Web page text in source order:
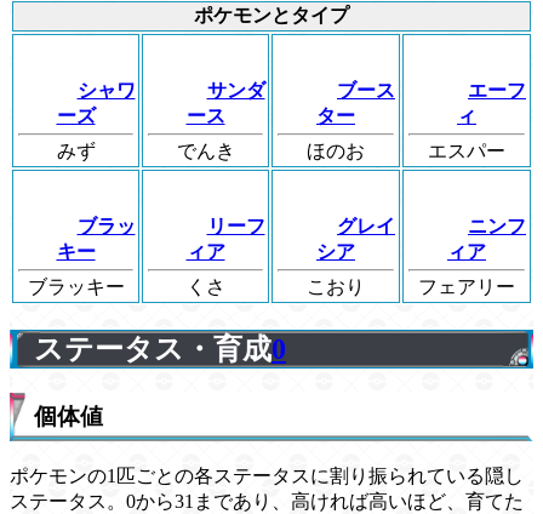
ポケモンとタイプ
シャワ
ーズ
みず
サンダ
ース
でんき
ブース
ター
ほのお
エーフ
ィ
エスパー
ブラッ
キー
ブラッキー
リーフ
ィア
くさ
グレイ
シア
こおり
ニンフ
ィア
フェアリー
ステータス・育成0
個体値
ポケモンの1匹ごとの各ステータスに割り振られている隠し
ステータス。0から31まであり、高ければ高いほど、育てた